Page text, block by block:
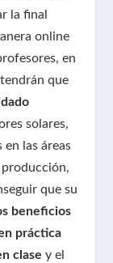
la final
online
en
que
solares,
en las áreas
que su
beneficios
práctica
clase y el